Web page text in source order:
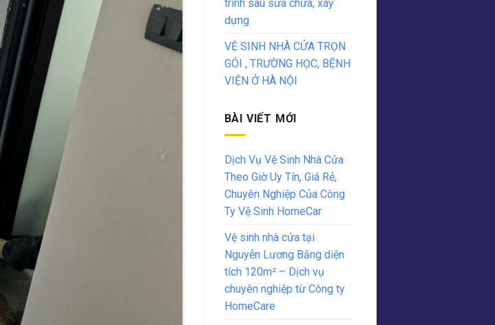
trình sau sửa chữa, xây
dựng
VỆ SINH NHÀ CỬA TRỌN
GÓI , TRƯỜNG HỌC, BỆNH
VIỆN Ở HÀ NỘI
BÀI VIẾT MỚI
Dịch Vụ Vệ Sinh Nhà Cửa
Theo Giờ Uy Tín, Giá Rẻ,
Chuyên Nghiệp Của Công
Ty Vệ Sinh HomeCar
Vệ sinh nhà cửa tại
Nguyễn Lương Bằng diện
tích 120m² – Dịch vụ
chuyên nghiệp từ Công ty
HomeCare